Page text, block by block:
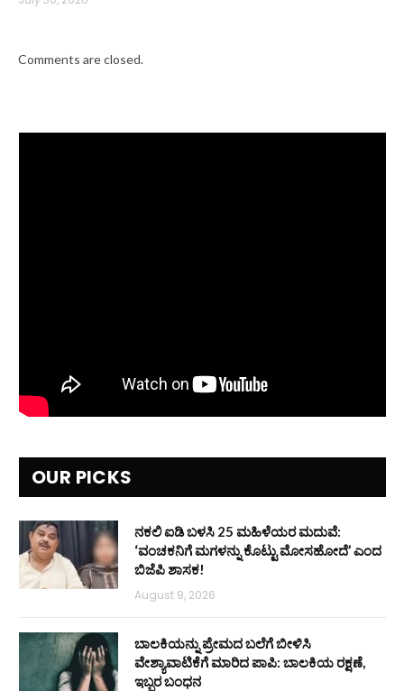
Comments are closed.
OUR PICKS
ನಕಲಿ ಐಡಿ ಬಳಸಿ 25 ಮಹಿಳೆಯರ ಮದುವೆ:
‘ವಂಚಕನಿಗೆ ಮಗಳನ್ನು ಕೊಟ್ಟು ಮೋಸಹೋದೆ’ ಎಂದ
ಬಿಜೆಪಿ ಶಾಸಕ!
August 9, 2026
ಬಾಲಕಿಯನ್ನು ಪ್ರೇಮದ ಬಲೆಗೆ ಬೀಳಿಸಿ
ವೇಶ್ಯಾವಾಟಿಕೆಗೆ ಮಾರಿದ ಪಾಪಿ: ಬಾಲಕಿಯ ರಕ್ಷಣೆ,
ಇಬ್ಬರ ಬಂಧನ